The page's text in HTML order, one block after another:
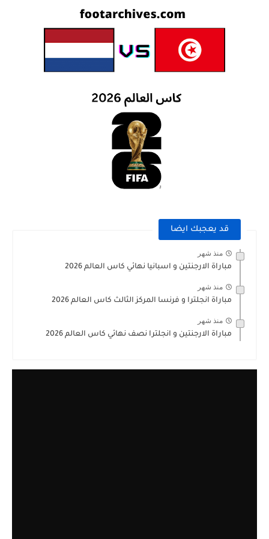
قد يعجبك ايضا
منذ شهر
مباراة الارجنتين و اسبانيا نهائي كاس العالم 2026
منذ شهر
مباراة انجلترا و فرنسا المركز الثالث كاس العالم 2026
منذ شهر
مباراة الارجنتين و انجلترا نصف نهائي كاس العالم 2026